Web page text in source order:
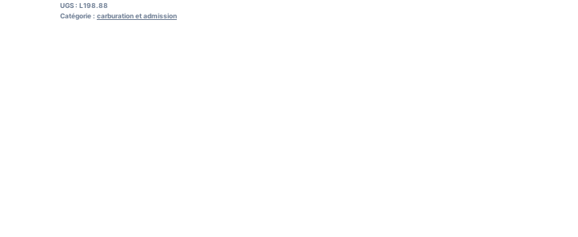
UGS : L198.88
Catégorie : carburation et admission